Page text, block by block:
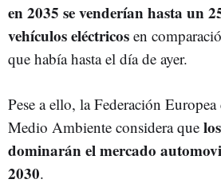
en 2035 se venderían hasta un
vehículos eléctricos en
que había hasta el día de ayer.
Pese a ello, la Federación
Medio Ambiente considera que
dominarán el mercado
2030.